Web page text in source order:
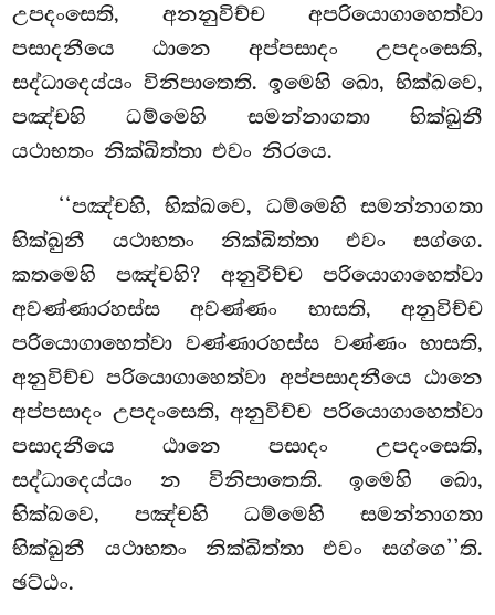
උපදංසෙති, අනනුවිච්ච අපරියොගාහෙත්වා
පසාදනීයෙ ඨානෙ අප්පසාදං උපදංසෙති,
සද්ධාදෙය්යං විනිපාතෙති. ඉමෙහි ඛො, භික්ඛවෙ,
පඤ්චහි ධම්මෙහි සමන්නාගතා භික්ඛුනී
යථාභතං නික්ඛිත්තා එවං නිරයෙ.
‘‘පඤ්චහි, භික්ඛවෙ, ධම්මෙහි සමන්නාගතා
භික්ඛුනී යථාභතං නික්ඛිත්තා එවං සග්ගෙ.
කතමෙහි පඤ්චහි? අනුවිච්ච පරියොගාහෙත්වා
අවණ්ණාරහස්ස අවණ්ණං භාසති, අනුවිච්ච
පරියොගාහෙත්වා වණ්ණාරහස්ස වණ්ණං භාසති,
අනුවිච්චපරියොගාහෙත්වා අප්පසාදනීයෙ ඨානෙ
අප්පසාදං උපදංසෙති, අනුවිච්ච පරියොගාහෙත්වා
පසාදනීයෙ ඨානෙ පසාදං උපදංසෙති,
සද්ධාදෙය්යං න විනිපාතෙති. ඉමෙහි ඛො,
භික්ඛවෙ, පඤ්චහි ධම්මෙහි සමන්නාගතා
භික්ඛුනී යථාභතං නික්ඛිත්තා එවං සග්ගෙ’’ති.
ඡට්ඨං.